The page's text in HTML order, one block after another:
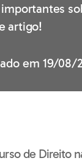
artigo!
em 19/08/
de Direito